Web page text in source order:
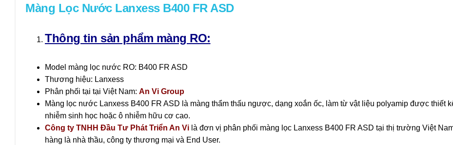
Màng Lọc Nước Lanxess B400 FR ASD
Thông tin sản phẩm màng RO:
Model màng lọc nước RO: B400 FR ASD
Thương hiệu: Lanxess
Phân phối tại tại Việt Nam: An Vi Group
Màng lọc nước Lanxess B400 FR ASD là màng thẩm thấu ngược, dạng xoắn ốc, làm từ vật liệu polyamip được
nhiễm sinh học hoặc ô nhiễm hữu cơ cao.
Công ty TNHH Đầu Tư Phát Triển An Vi là đơn vị phân phối màng lọc Lanxess B400 FR ASD tại thị trường Việt
hàng là nhà thầu, công ty thương mại và End User.